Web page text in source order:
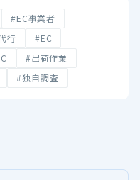
#EC事業者
行
#EC
#出荷作業
#独自調査